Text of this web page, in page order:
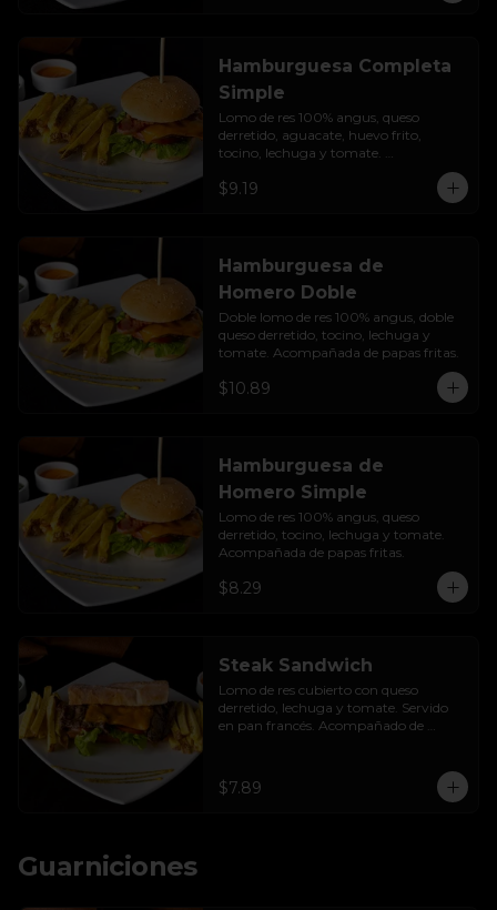
Hamburguesa Completa
Simple
Lomo de res 100% angus, queso
derretido, aguacate, huevo frito,
tocino, lechuga y tomate.
$9.19
Hamburguesa de
Homero Doble
Doble lomo de res 100% angus, doble
queso derretido, tocino, lechuga y
tomate. Acompañada de papas fritas.
$10.89
Hamburguesa de
Homero Simple
Lomo de res 100% angus, queso
derretido, tocino, lechuga y tomate.
Acompañada de papas fritas.
$8.29
Steak Sandwich
Lomo de res cubierto con queso
derretido, lechuga y tomate. Servido
en pan francés. Acompañado de
$7.89
Guarniciones